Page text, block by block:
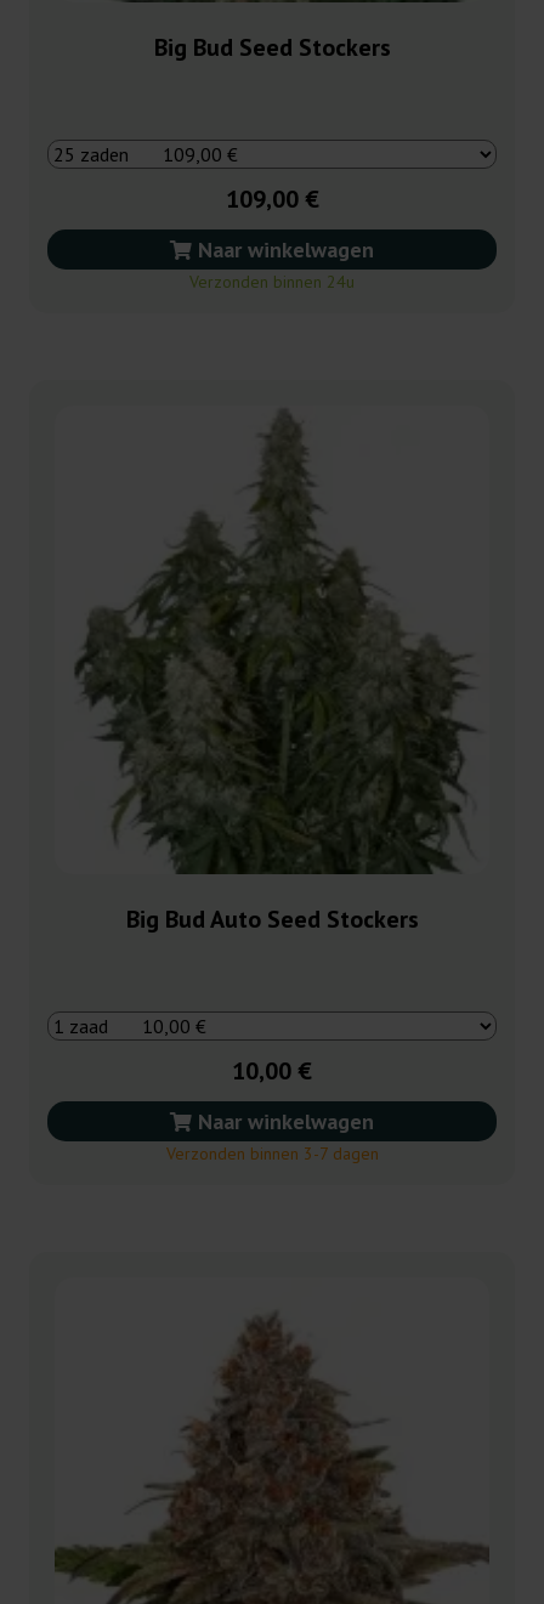
Big Bud Seed Stockers
109,00 €
Naar winkelwagen
Verzonden binnen 24u
Big Bud Auto Seed Stockers
10,00 €
Naar winkelwagen
Verzonden binnen 3-7 dagen